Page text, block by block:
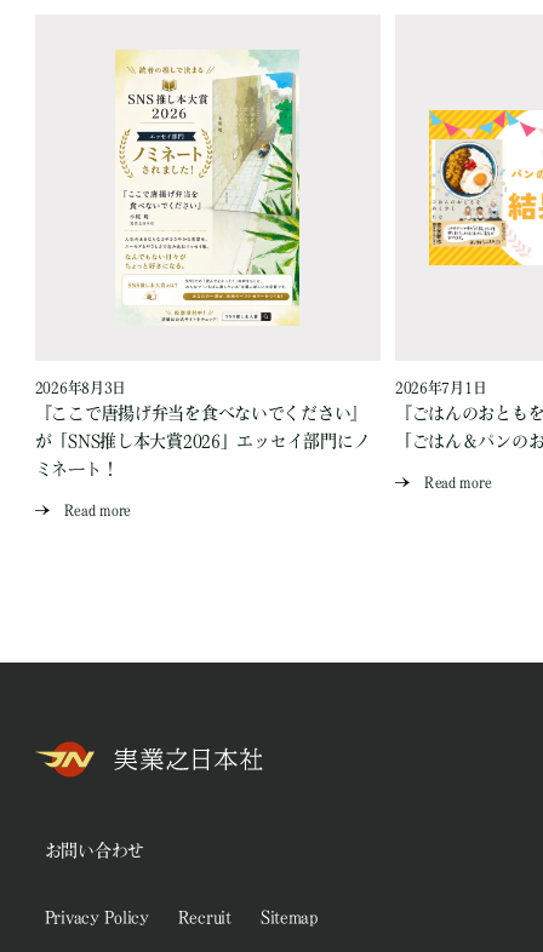
2026年8月3日
『ここで唐揚げ弁当を食べないでください』
が「SNS推し本大賞2026」エッセイ部門にノ
ミネート！
Read more
2026年7月1日
『ごはんのおとも
「ごはん＆パンの
Read more
お問い合わせ
Privacy Policy Recruit Sitemap